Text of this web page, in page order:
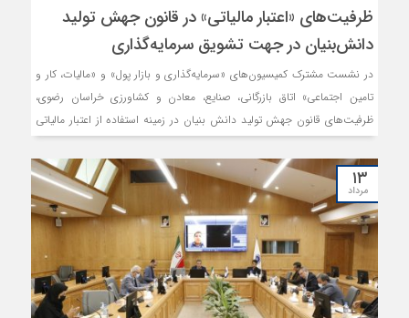
ظرفیت‌های «اعتبار مالیاتی» در قانون جهش تولید
دانش‌بنیان در جهت تشویق سرمایه‌گذاری
در نشست مشترک کمیسیون‌‌های «سرمایه‌گذاری و بازار پول» و «مالیات، کار و
تامین اجتماعی» اتاق بازرگانی، صنایع، معادن و کشاورزی خراسان رضوی،
ظرفیت‌های قانون جهش تولید دانش بنیان در زمینه استفاده از اعتبار مالیاتی
در جهت توسعه و سرمایه‌گذاری در استان و پیشنهادهای اعضای کمیسیون‌ها
در خصوص تصویب دستورالعمل اجرایی این قانون بررسی شد.
۱۳
مرداد